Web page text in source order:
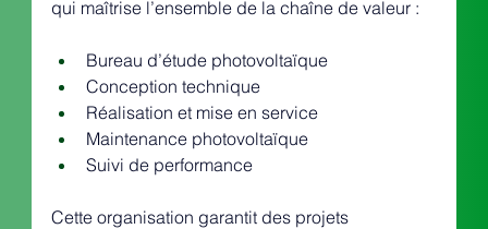
qui maîtrise l’ensemble de la chaîne de valeur :
Bureau d’étude photovoltaïque
Conception technique
Réalisation et mise en service
Maintenance photovoltaïque
Suivi de performance
Cette organisation garantit des projets